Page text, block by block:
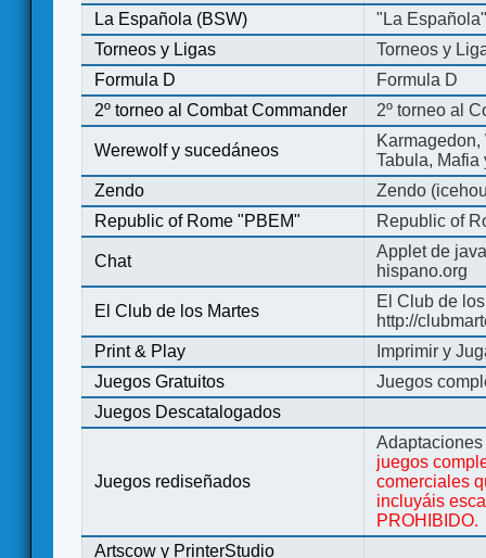
La Española (BSW)
"La
Torneos y Ligas
Torneos y
Formula D
Formula D
2º torneo al Combat Commander
2º torneo al
Werewolf y sucedáneos
Tabula, Mafia
Zendo
Zendo
Republic of Rome "PBEM"
Republic of
Chat
Applet de
hispano.org
El Club de los Martes
El Club de
http://
Print & Play
Imprimir y
Juegos Gratuitos
Juegos
Juegos Descatalogados
Juegos rediseñados
juegos
comerciales
incluyáis
PROHIBIDO.
Artscow y PrinterStudio